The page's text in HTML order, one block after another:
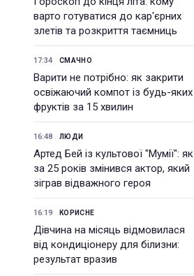
варто готуватися до кар'єрних
злетів та розкриття таємниць
17:34 СМАЧНО
Варити не потрібно: як закрити
освіжаючий компот із будь-яких
фруктів за 15 хвилин
16:48 ЛЮДИ
Артед Бей із культової "Мумії": як
за 25 років змінився актор, який
зіграв відважного героя
16:19 КОРИСНЕ
Дівчина на місяць відмовилася
від кондиціонеру для білизни:
результат вразив